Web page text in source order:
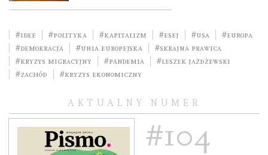
#idee #polityka #kapitalizm #esej #USA
#Europa
#demokracja
#Unia Europejska
#skrajna prawica
#kryzys migracyjny
#pandemia
#Leszek Jażdżewski
#Zachód
#kryzys ekonomiczny
AKTUALNY NUMER
#104